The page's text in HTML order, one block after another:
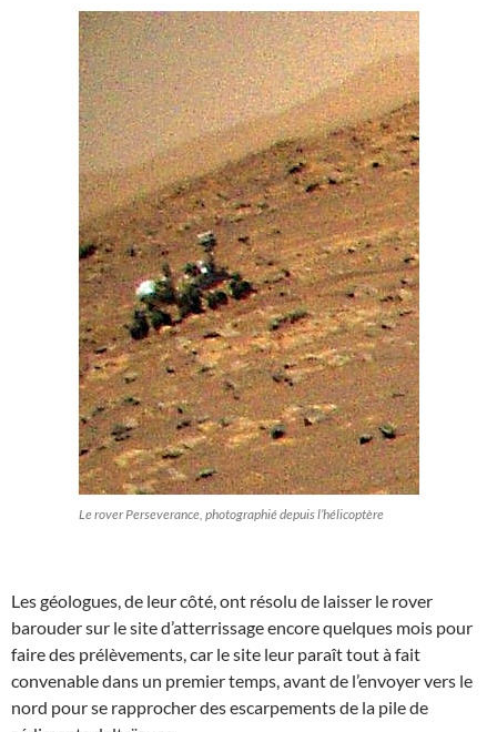
Le rover Perseverance, photographié depuis l’hélicoptère
Les géologues, de leur côté, ont résolu de laisser le rover
barouder sur le site d’atterrissage encore quelques mois pour
faire des prélèvements, car le site leur paraît tout à fait
convenable dans un premier temps, avant de l’envoyer vers le
nord pour se rapprocher des escarpements de la pile de